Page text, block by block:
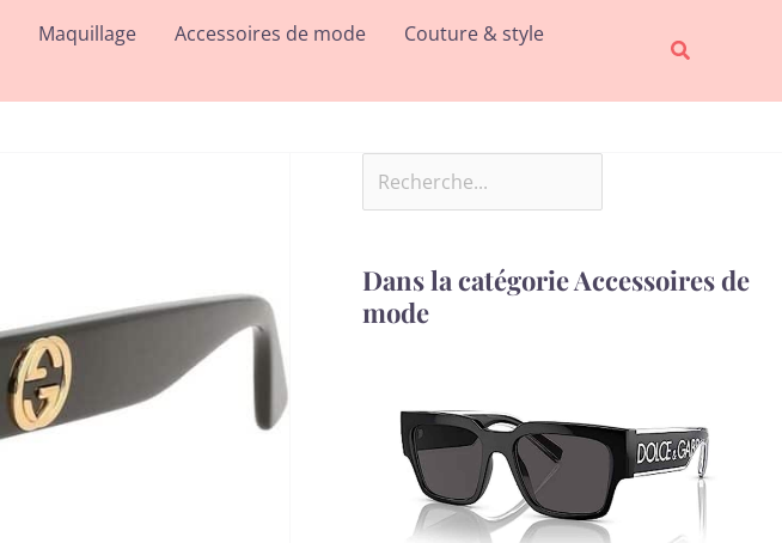
Maquillage Accessoires de mode
Couture & style
Rechercher
Dans la catégorie Accessoires de
mode